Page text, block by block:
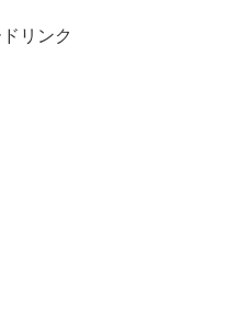
リンク